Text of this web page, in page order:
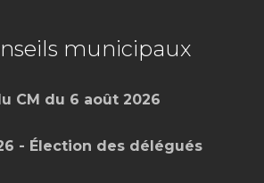
municipaux
CM du 6 août 2026
- Élection des délégués